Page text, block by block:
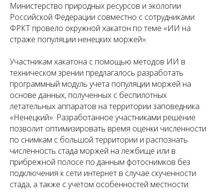
Министерство природных ресурсов и экологии
Российской Федерации совместно с сотрудниками
ФРКТ провело окружной хакатон по теме «ИИ на
страже популяции ненецких моржей».
Участникам хакатона с помощью методов ИИ в
техническом зрении предлагалось разработать
программный модуль учета популяции моржей на
основе данных, полученных с беспилотных
летательных аппаратов на территории заповедника
«Ненецкий». Разработанное участниками решение
позволит оптимизировать время оценки численности
по снимкам с большой территории и распознать
численность стада моржей на лежбище или в
прибрежной полосе по данным фотоснимков без
подключения к сети интернет в случае скученности
стада, а также с учетом особенностей местности.